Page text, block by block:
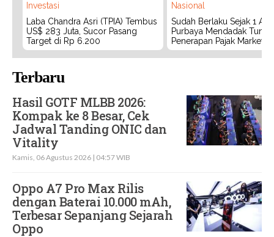
Investasi
Laba Chandra Asri (TPIA) Tembus
US$ 283 Juta, Sucor Pasang
Target di Rp 6.200
Nasional
Sudah Berlaku Sejak 1
Purbaya Mendadak Tunda
Penerapan Pajak
Terbaru
Hasil GOTF MLBB 2026:
Kompak ke 8 Besar, Cek
Jadwal Tanding ONIC dan
Vitality
Kamis, 06 Agustus 2026 | 04:57 WIB
Oppo A7 Pro Max Rilis
dengan Baterai 10.000 mAh,
Terbesar Sepanjang Sejarah
Oppo